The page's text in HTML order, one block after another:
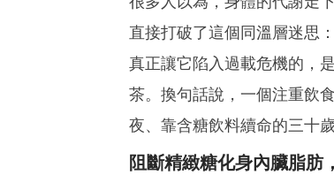
直接打破了這個同溫層迷思
真正讓它陷入過載危機的，
茶。換句話說，一個注重飲
夜、靠含糖飲料續命的三十
阻斷精緻糖化身內臟脂肪